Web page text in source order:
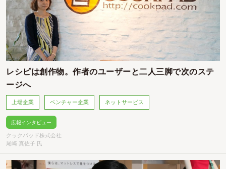
レシピは創作物。作者のユーザーと二人三脚で次のステ
ージへ
上場企業 ベンチャー企業 ネットサービス
広報インタビュー
クックパッド株式会社
尾崎 真佐子 氏